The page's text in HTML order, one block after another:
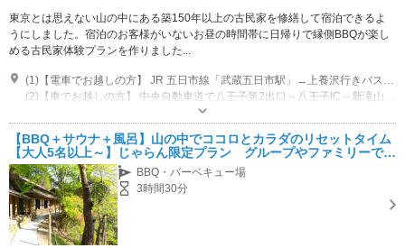
東京とは思えない山の中にある築150年以上の古民家を修繕して宿泊できるよ
うにしました。宿泊のお客様がいないお昼の時間帯に日帰りで縁側BBQが楽し
める古民家体験プランを作りました...
(1)【電車でお越しの方】 JR 五日市線「武蔵五日市駅」→上養沢行きバス「神谷バス停」30分→登山20分。 11:00前のご来館は宿泊のお客様がいらっしゃいますので、10:30前からの登山はお控えください。
その他：体験時間は 11:00～14:30 宿泊のお客様がチェックアウトする
ただけますようご協力いただけますと幸いです。 終了は14:30です。15:00
から宿泊のチェックインが始まりますので、15:00には駐車場を空けていた
だけますようご協力をお願いいたします。
専用駐車場あり（無料）2台 宿泊のお客様が連泊でご利用の場合がありますので、必ず事前にご予約をお願いいたします。
【BBQ＋サウナ＋風呂】山の中でココロとカラダのリセットタイム
【大人5名以上～】じゃらん限定プラン グループやファミリーで楽
しめる
BBQ・バーベキュー場
3時間30分